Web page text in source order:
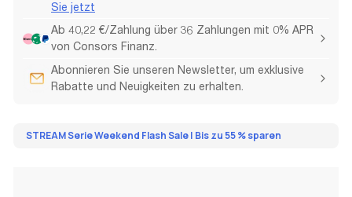
Sie jetzt
Ab 40,22 €/Zahlung über 36 Zahlungen mit 0% APR
von Consors Finanz.
Abonnieren Sie unseren Newsletter, um exklusive
Rabatte und Neuigkeiten zu erhalten.
STREAM Serie Weekend Flash Sale | Bis zu 55 % sparen